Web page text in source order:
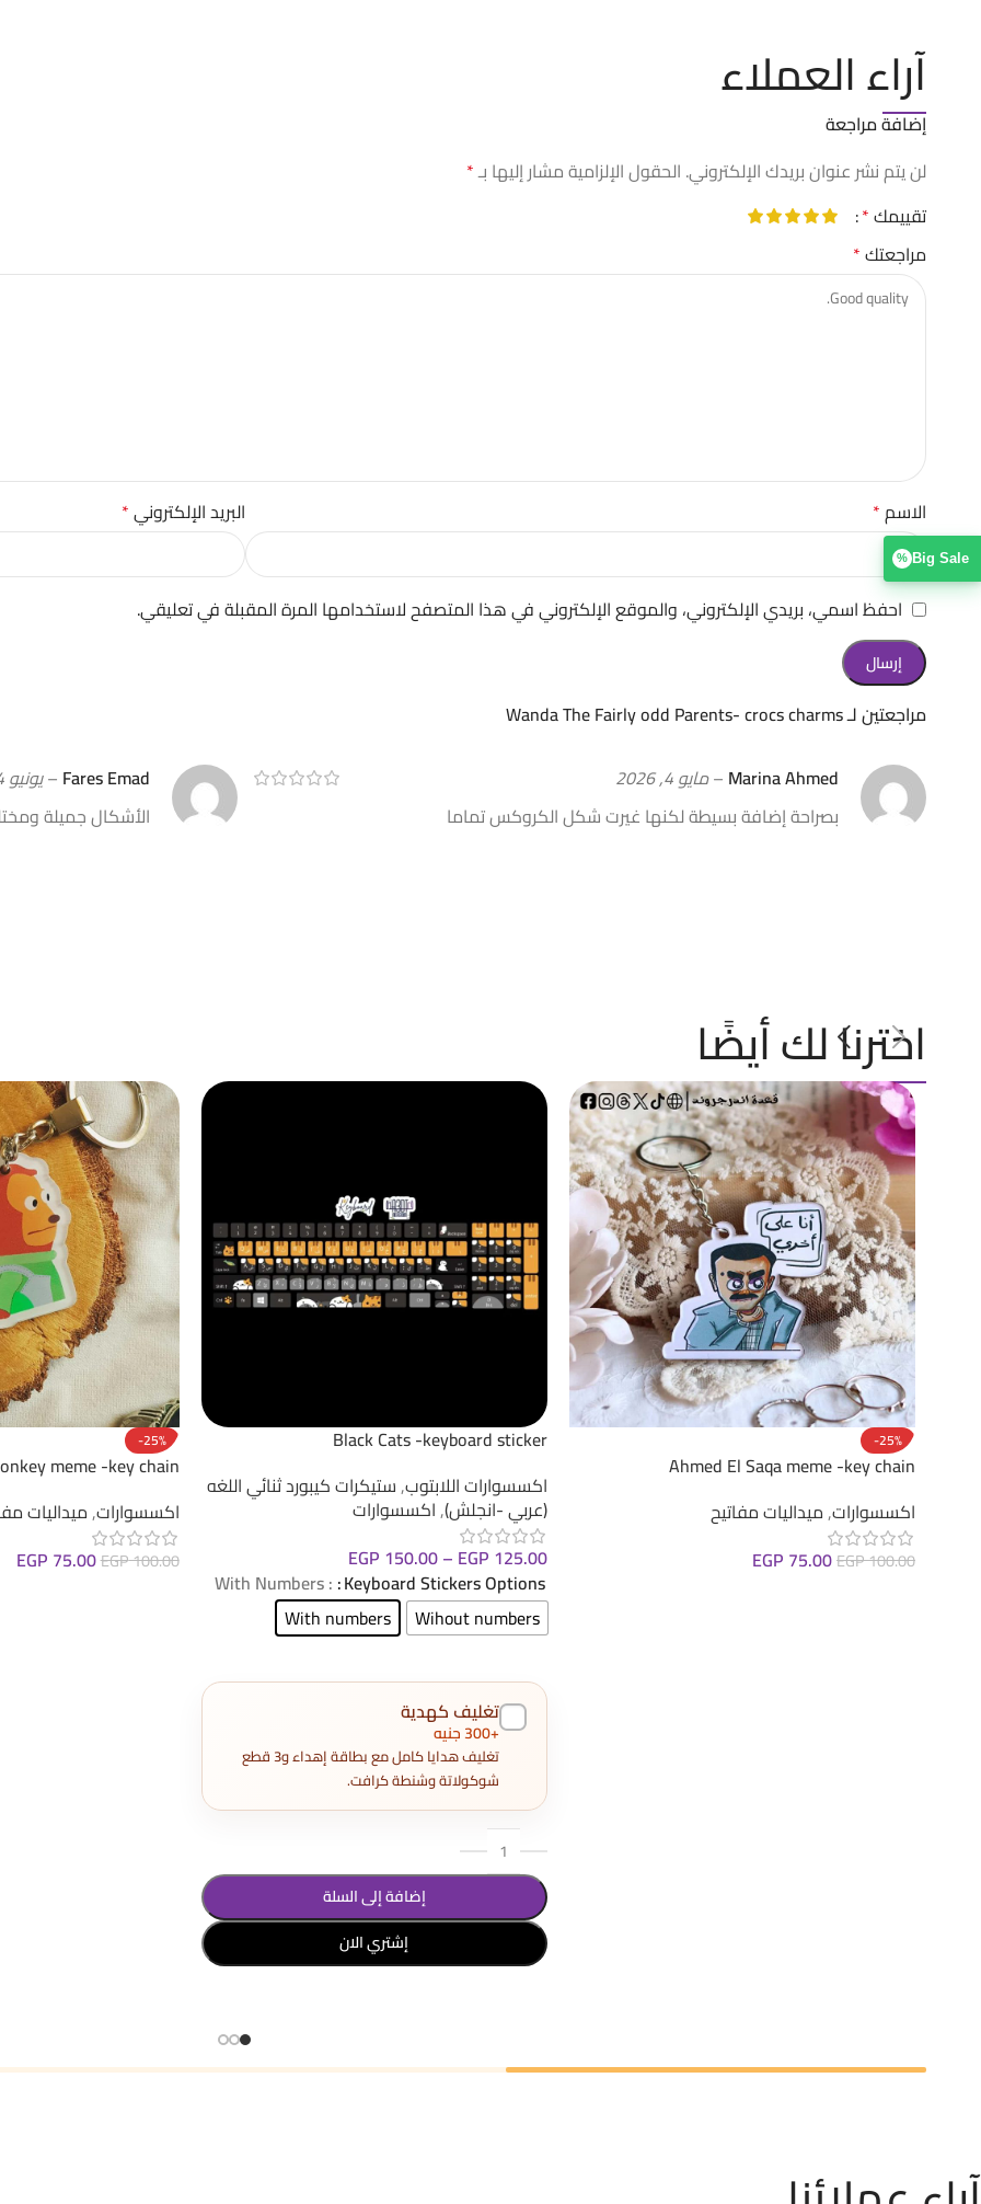
آراء العملاء
مراجعتين لـWanda The Fairly odd Parents- crocs charms
Marina Ahmed
–مايو 4, 2026
بصراحة إضافة بسيطة لكنها غيرت شكل الكروكس تماما
Fares Emad
–يونيو 14, 2026
الأشكال جميلة
إضافة مراجعة
لن يتم نشر عنوان بريدك الإلكتروني. الحقول الإلزامية مشار إليها بـ*
تقييمك*
مراجعتك*
الاسم* البريد الإلكتروني*
احفظ اسمي، بريدي الإلكتروني، والموقع الإلكتروني في هذا المتصفح لاستخدامها المرة المقبلة في تعليقي.
اخترنا لك أيضًا
-25%
Ahmed El Saqa meme -key chain
اكسسوارات,ميداليات مفاتيح
EGP100.00
EGP 75.00
Black Cats -keyboard sticker
اكسسوارات اللابتوب,ستيكرات كيبورد ثنائي اللغه
(عربي -انجلش),اكسسوارات
EGP 125.00
–
EGP 150.00
Keyboard Stickers Options
: With Numbers
Wihout numbers
With numbers
تغليف كهدية
+300 جنيه
تغليف هدايا كامل مع بطاقة إهداء و3 قطع
شوكولاتة وشنطة كرافت.
إضافة إلى السلة
إشتري الان
-25%
meme -key chain
اكسسوارات,ميداليات
EGP100.00
EGP 75.00
% Big Sale